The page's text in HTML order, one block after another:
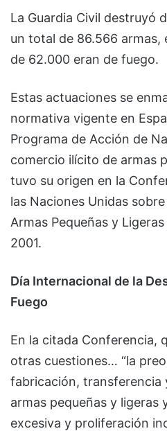
La Guardia Civil destruyó
un total de 86.566 armas,
de 62.000 eran de fuego.
Estas actuaciones se
normativa vigente en
Programa de Acción de
comercio ilícito de armas
tuvo su origen en la
las Naciones Unidas
Armas Pequeñas y
2001.
Día Internacional de la
Fuego
En la citada Conferencia,
otras cuestiones… “la
fabricación, transferencia
armas pequeñas y ligeras
excesiva y proliferación